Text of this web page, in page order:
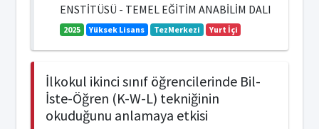
ENSTİTÜSÜ - TEMEL EĞİTİM ANABİLİM DALI
2025 Yüksek Lisans TezMerkezi Yurt İçi
İlkokul ikinci sınıf öğrencilerinde Bil-
İste-Öğren (K-W-L) tekniğinin
okuduğunu anlamaya etkisi